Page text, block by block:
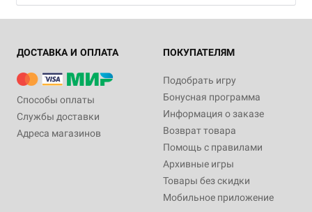
ДОСТАВКА И ОПЛАТА
Способы оплаты
Службы доставки
Адреса магазинов
ПОКУПАТЕЛЯМ
Подобрать игру
Бонусная программа
Информация о заказе
Возврат товара
Помощь с правилами
Архивные игры
Товары без скидки
Мобильное приложение